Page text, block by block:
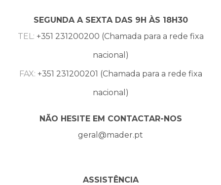
SEGUNDA A SEXTA DAS 9H ÀS 18H30
TEL: +351 231200200 (Chamada para a rede fixa
nacional)
FAX: +351 231200201 (Chamada para a rede fixa
nacional)
NÃO HESITE EM CONTACTAR-NOS
geral@mader.pt
ASSISTÊNCIA